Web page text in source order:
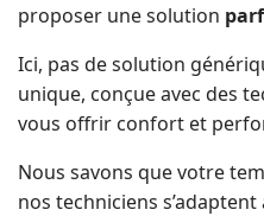
proposer une solution
Ici, pas de solution
unique, conçue avec des
vous offrir confort et
Nous savons que votre
nos techniciens